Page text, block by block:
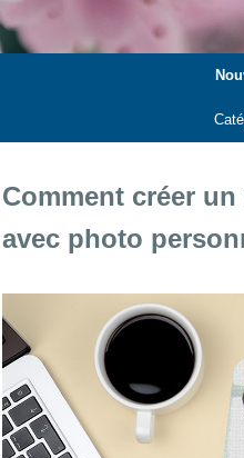
Comment créer
avec photo